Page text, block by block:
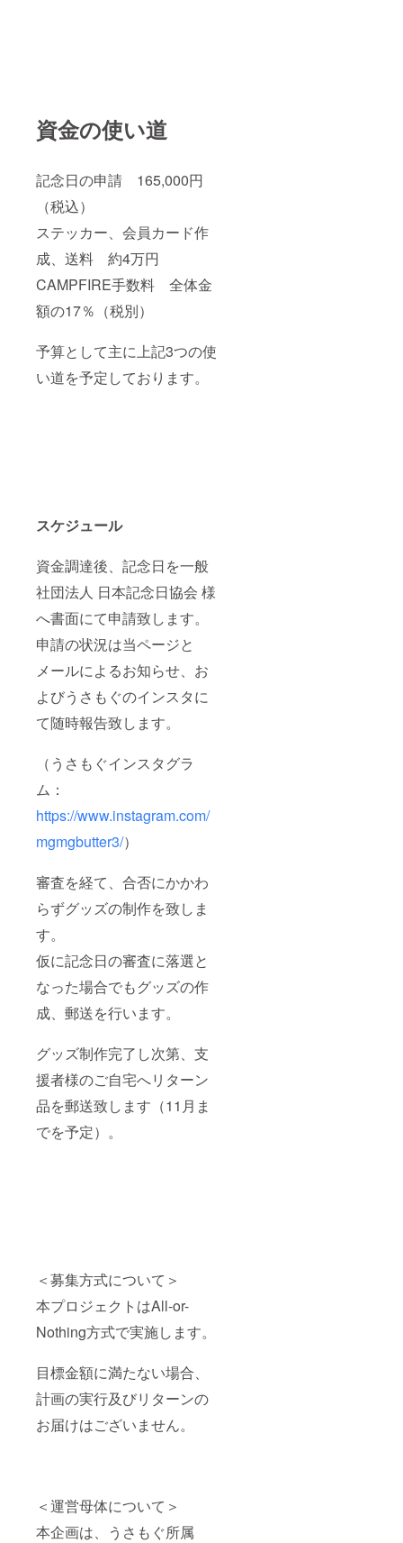
資金の使い道
記念日の申請 165,000円
（税込）
ステッカー、会員カード作
成、送料 約4万円
CAMPFIRE手数料 全体金
額の17％（税別）
予算として主に上記3つの使
い道を予定しております。
スケジュール
資金調達後、記念日を一般
社団法人 日本記念日協会 様
へ書面にて申請致します。
申請の状況は当ページと
メールによるお知らせ、お
よびうさもぐのインスタに
て随時報告致します。
（うさもぐインスタグラ
ム：
https://www.instagram.com/
mgmgbutter3/）
審査を経て、合否にかかわ
らずグッズの制作を致しま
す。
仮に記念日の審査に落選と
なった場合でもグッズの作
成、郵送を行います。
グッズ制作完了し次第、支
援者様のご自宅へリターン
品を郵送致します（11月ま
でを予定）。
＜募集方式について＞
本プロジェクトはAll-or-
Nothing方式で実施します。
目標金額に満たない場合、
計画の実行及びリターンの
お届けはございません。
＜運営母体について＞
本企画は、うさもぐ所属